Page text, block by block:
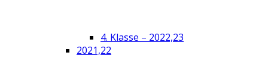
4. Klasse – 2022,23
2021,22